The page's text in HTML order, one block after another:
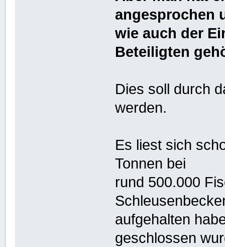
angesprochen
wie auch der
Beteiligten
Dies soll durch
werden.
Es liest sich
Tonnen bei
rund 500.000
aufgehalten
geschlossen